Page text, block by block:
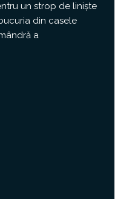
un strop de liniște
din casele
a